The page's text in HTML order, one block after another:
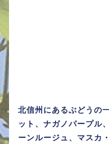
北信州にあるぶどうの
ット、ナガノパープル
ーンルージュ、マスカ